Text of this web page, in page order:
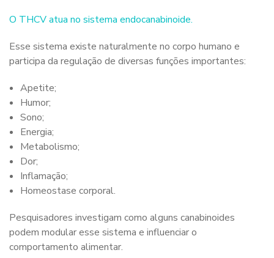
O THCV atua no sistema endocanabinoide.
Esse sistema existe naturalmente no corpo humano e
participa da regulação de diversas funções importantes:
Apetite;
Humor;
Sono;
Energia;
Metabolismo;
Dor;
Inflamação;
Homeostase corporal.
Pesquisadores investigam como alguns canabinoides
podem modular esse sistema e influenciar o
comportamento alimentar.